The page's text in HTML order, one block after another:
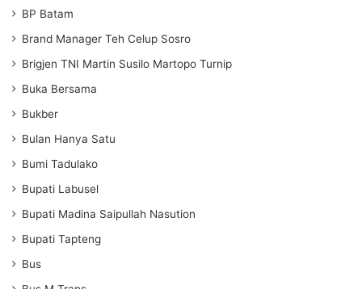
BP Batam
Brand Manager Teh Celup Sosro
Brigjen TNI Martin Susilo Martopo Turnip
Buka Bersama
Bukber
Bulan Hanya Satu
Bumi Tadulako
Bupati Labusel
Bupati Madina Saipullah Nasution
Bupati Tapteng
Bus